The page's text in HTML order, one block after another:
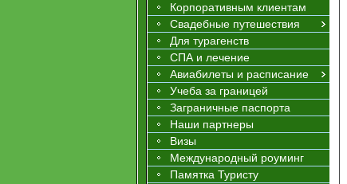
Корпоративным клиентам
Свадебные путешествия
Для турагенств
СПА и лечение
Авиабилеты и расписание
Учеба за границей
Заграничные паспорта
Наши партнеры
Визы
Международный роуминг
Памятка Туристу